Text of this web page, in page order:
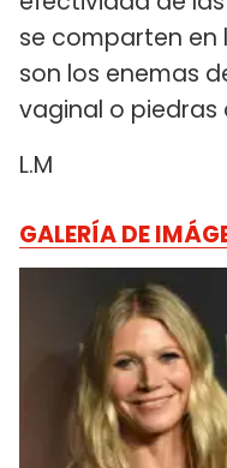
se comparten en
son los enemas
vaginal o piedras
L.M
GALERÍA DE